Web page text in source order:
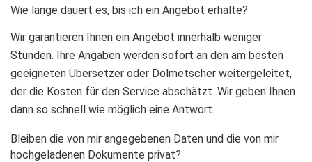
Wie lange dauert es, bis ich ein Angebot erhalte?
Wir garantieren Ihnen ein Angebot innerhalb weniger
Stunden. Ihre Angaben werden sofort an den am besten
geeigneten Übersetzer oder Dolmetscher weitergeleitet,
der die Kosten für den Service abschätzt. Wir geben Ihnen
dann so schnell wie möglich eine Antwort.
Bleiben die von mir angegebenen Daten und die von mir
hochgeladenen Dokumente privat?